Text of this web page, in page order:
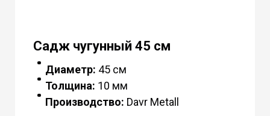
Садж чугунный 45 см
Диаметр: 45 см
Толщина: 10 мм
Производство: Davr Metall